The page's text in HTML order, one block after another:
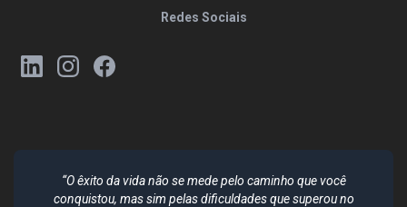
Redes Sociais
“O êxito da vida não se mede pelo caminho que você
conquistou, mas sim pelas dificuldades que superou no